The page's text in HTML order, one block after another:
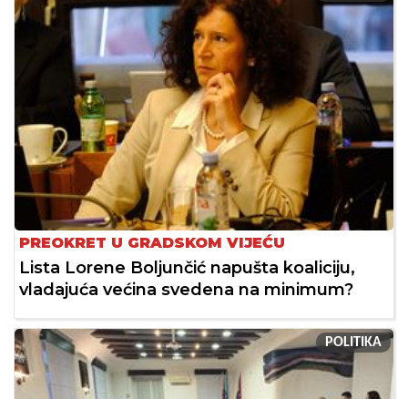
PREOKRET U GRADSKOM VIJEĆU
Lista Lorene Boljunčić napušta koaliciju,
vladajuća većina svedena na minimum?
POLITIKA